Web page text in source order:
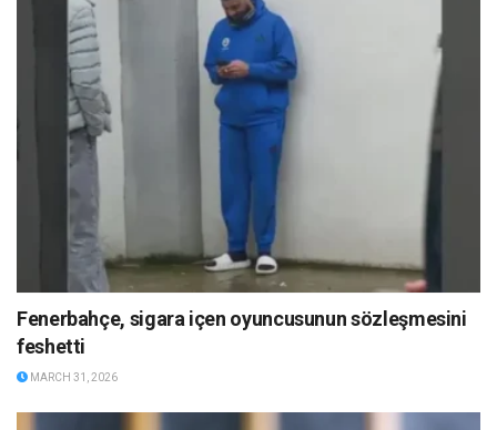
Fenerbahçe, sigara içen oyuncusunun sözleşmesini
feshetti
MARCH 31, 2026